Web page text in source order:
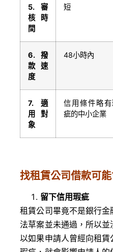
5.審
核時
間
短
6.撥
款速
度
48小時內
7.適
用對
象
信用條件略有
疵的中小企業
找租賃公司借款可
留下信用瑕疵
租賃公司畢竟不是銀行
法草案並未通過，所以
以如果申請人曾經向租